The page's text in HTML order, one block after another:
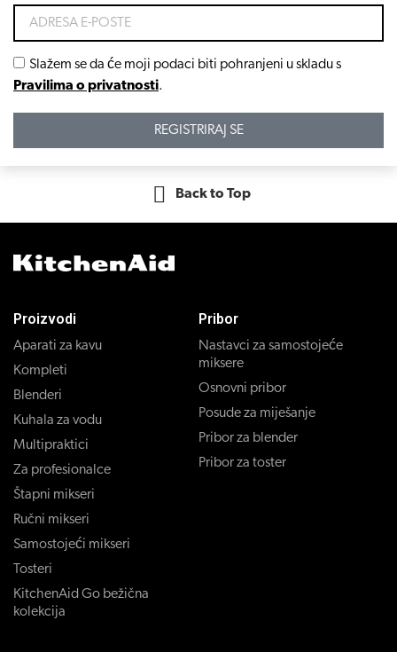
Slažem se da će moji podaci biti pohranjeni u skladu s
Pravilima o privatnosti.
REGISTRIRAJ SE
Back to Top
Proizvodi
Aparati za kavu
Kompleti
Blenderi
Kuhala za vodu
Multipraktici
Za profesionalce
Štapni mikseri
Ručni mikseri
Samostojeći mikseri
Tosteri
KitchenAid Go bežična
kolekcija
Pribor
Nastavci za samostojeće
miksere
Osnovni pribor
Posude za miješanje
Pribor za blender
Pribor za toster